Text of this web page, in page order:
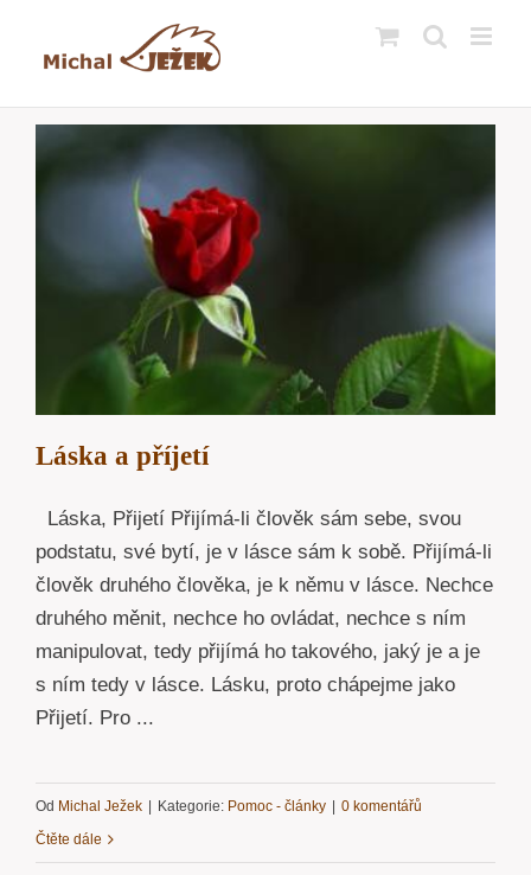
Láska a příjetí
Láska, Přijetí Přijímá-li člověk sám sebe, svou
podstatu, své bytí, je v lásce sám k sobě. Přijímá-li
člověk druhého člověka, je k němu v lásce. Nechce
druhého měnit, nechce ho ovládat, nechce s ním
manipulovat, tedy přijímá ho takového, jaký je a je
s ním tedy v lásce. Lásku, proto chápejme jako
Přijetí. Pro ...
Od Michal Ježek Kategorie: Pomoc - články
0 komentářů
Čtěte dále